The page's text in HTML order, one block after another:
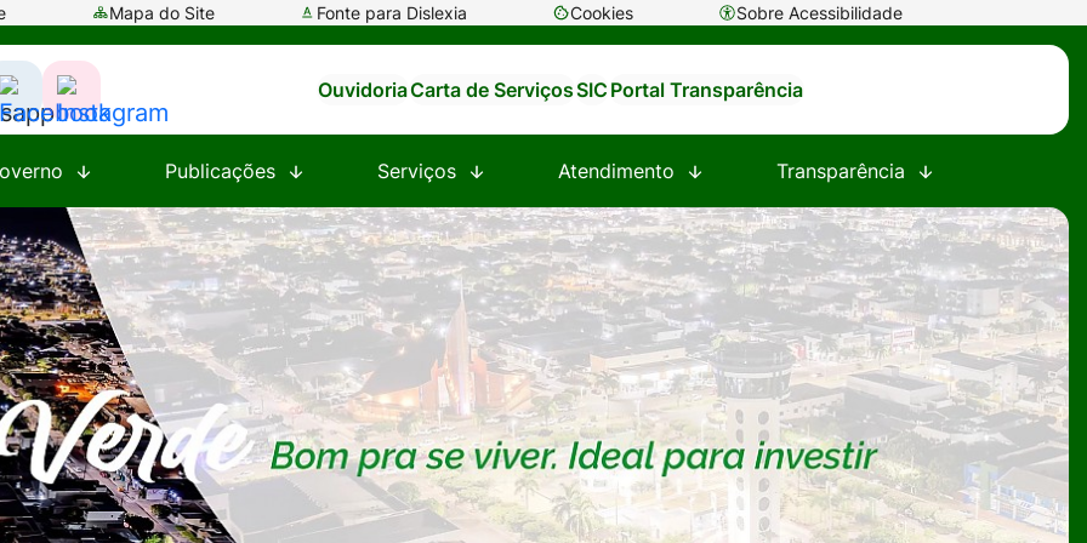
Mapa do Site Fonte para Dislexia Cookies
Abrir
de
cookies
Sobre Acessibilidade
Acessar
a
Rede
Social
Facebook
Acessar
a
Rede
Social
Instagram
OuvidoriaCarta de ServiçosSIC Portal Transparência
Publicações Serviços Atendimento Transparência